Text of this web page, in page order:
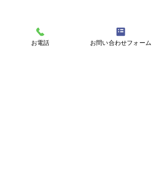
お電話 お問い合わせフォーム